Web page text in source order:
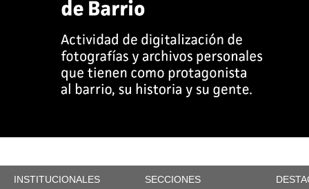
INSTITUCIONALES SECCIONES